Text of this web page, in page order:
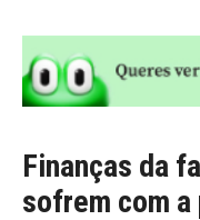
Finanças da
sofrem com